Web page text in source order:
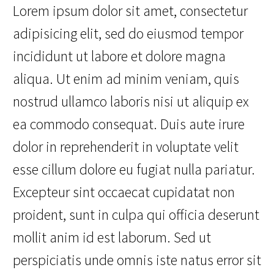
Lorem ipsum dolor sit amet, consectetur
adipisicing elit, sed do eiusmod tempor
incididunt ut labore et dolore magna
aliqua. Ut enim ad minim veniam, quis
nostrud ullamco laboris nisi ut aliquip ex
ea commodo consequat. Duis aute irure
dolor in reprehenderit in voluptate velit
esse cillum dolore eu fugiat nulla pariatur.
Excepteur sint occaecat cupidatat non
proident, sunt in culpa qui officia deserunt
mollit anim id est laborum. Sed ut
perspiciatis unde omnis iste natus error sit